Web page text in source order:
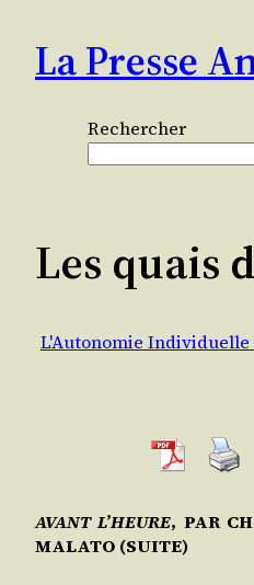
contenu
La Presse
Rechercher
Les quais
L'Autonomie Individuelle
AVANT L’HEURE, PAR
MALATO (SUITE)